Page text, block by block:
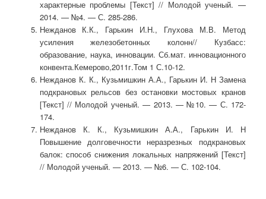
характерные проблемы [Текст] // Молодой ученый. —
2014. — №4. — С. 285-286.
Нежданов К.К., Гарькин И.Н., Глухова М.В. Метод
усиления железобетонных колонн// Кузбасс:
образование, наука, инновации. Сб.мат. инновационного
конвента.Кемерово,2011г.Том 1 С.10-12.
Нежданов К. К., Кузьмишкин А.А., Гарькин И. Н Замена
подкрановых рельсов без остановки мостовых кранов
[Текст] // Молодой ученый. — 2013. — №10. — С. 172-
174.
Нежданов К. К., Кузьмишкин А.А., Гарькин И. Н
Повышение долговечности неразрезных подкрановых
балок: способ снижения локальных напряжений [Текст]
// Молодой ученый. — 2013. — №6. — С. 102-104.